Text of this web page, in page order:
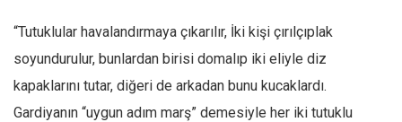
“Tutuklular havalandırmaya çıkarılır, İki kişi çırılçıplak
soyundurulur, bunlardan birisi domalıp iki eliyle diz
kapaklarını tutar, diğeri de arkadan bunu kucaklardı.
Gardiyanın “uygun adım marş” demesiyle her iki tutuklu